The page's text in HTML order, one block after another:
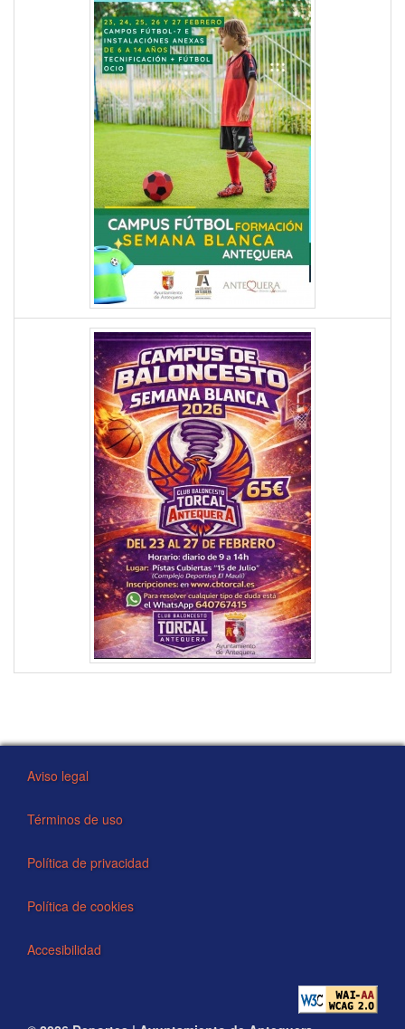
Aviso legal
Términos de uso
Política de privacidad
Política de cookies
Accesibilidad